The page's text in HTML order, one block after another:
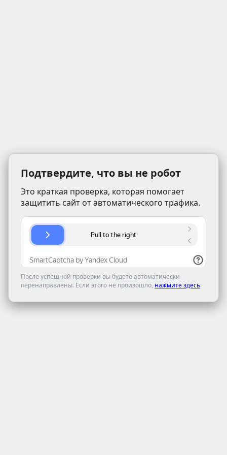
Подтвердите, что вы не робот
Это краткая проверка, которая помогает
защитить сайт от автоматического трафика.
После успешной проверки вы будете автоматически
перенаправлены. Если этого не произошло, нажмите здесь.